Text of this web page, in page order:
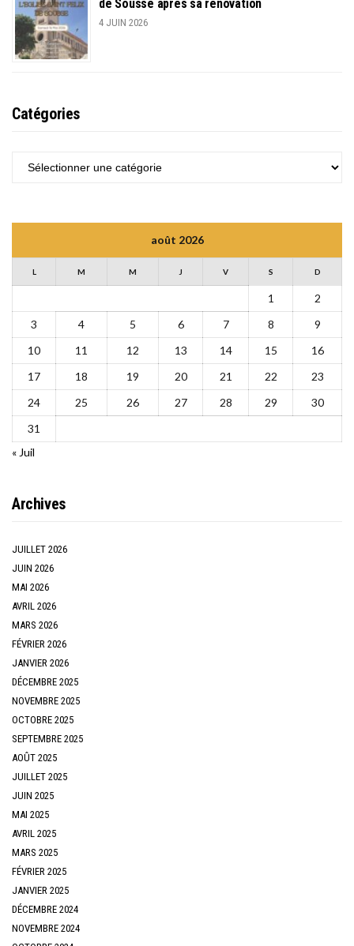
de Sousse après sa rénovation
4 JUIN 2026
Catégories
CATÉGORIES
août 2026
L M M J V S D
1
2
3
4 5 6 7 8
9
10
11 12 13 14 15
16
17
18 19 20 21 22
23
24
25 26 27 28 29
30
31
« Juil
Archives
JUILLET 2026
JUIN 2026
MAI 2026
AVRIL 2026
MARS 2026
FÉVRIER 2026
JANVIER 2026
DÉCEMBRE 2025
NOVEMBRE 2025
OCTOBRE 2025
SEPTEMBRE 2025
AOÛT 2025
JUILLET 2025
JUIN 2025
MAI 2025
AVRIL 2025
MARS 2025
FÉVRIER 2025
JANVIER 2025
DÉCEMBRE 2024
NOVEMBRE 2024